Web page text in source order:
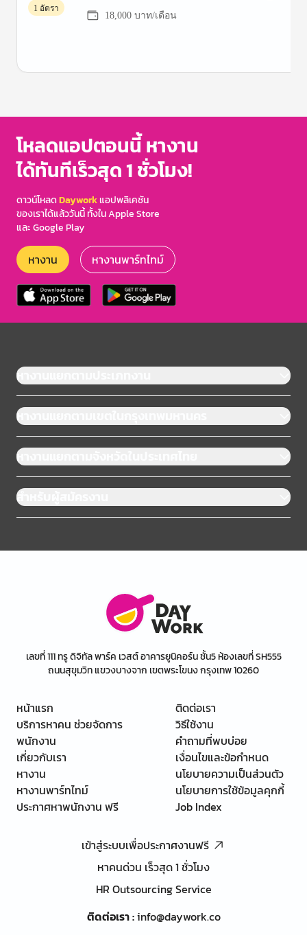
18,000 บาท/เดือน
1 อัตรา
of
โหลดแอปตอนนี้ หางาน
ได้ทันทีเร็วสุด 1 ชั่วโมง!
ดาวน์โหลดDayworkแอปพลิเคชัน
ของเราได้แล้ววันนี้ ทั้งใน Apple Store
และ Google Play
หางาน หางานพาร์ทไทม์
หางานแยกตามประเภทงาน
หางานแยกตามเขตในกรุงเทพมหานคร
หางานแยกตามจังหวัดในประเทศไทย
สำหรับผู้สมัครงาน
เลขที่ 111 ทรู ดิจิทัล พาร์ค เวสต์ อาคารยูนิคอร์น ชั้น5 ห้องเลขที่ SH555
ถนนสุขุมวิท แขวงบางจาก เขตพระโขนง กรุงเทพ 10260
หน้าแรก
บริการหาคน ช่วยจัดการ
พนักงาน
เกี่ยวกับเรา
หางาน
หางานพาร์ทไทม์
ประกาศหาพนักงาน ฟรี
ติดต่อเรา
วิธีใช้งาน
คำถามที่พบบ่อย
เงื่อนไขและข้อกำหนด
นโยบายความเป็นส่วนตัว
นโยบายการใช้ข้อมูลคุกกี้
Job Index
เข้าสู่ระบบเพื่อประกาศงานฟรี
หาคนด่วน เร็วสุด 1 ชั่วโมง
HR Outsourcing Service
ติดต่อเรา:info@daywork.co